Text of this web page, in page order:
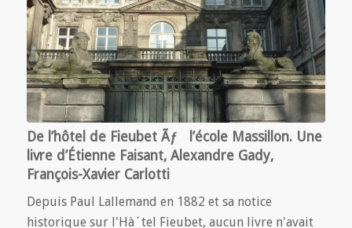
De l’hôtel de Fieubet Ãƒ l’école Massillon. Une
livre d’Étienne Faisant, Alexandre Gady,
François-Xavier Carlotti
Depuis Paul Lallemand en 1882 et sa notice
historique sur l'Hà´tel Fieubet, aucun livre n'avait